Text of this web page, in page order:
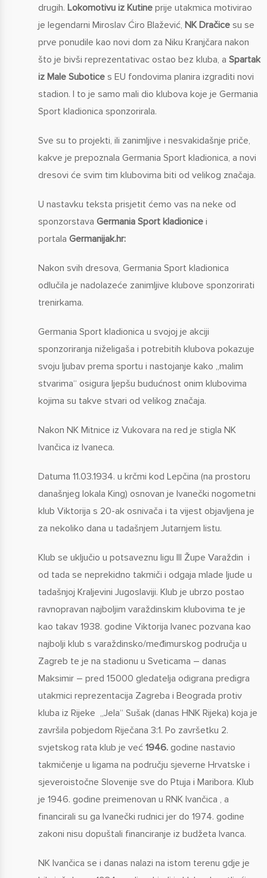
drugih. Lokomotivu iz Kutineprije utakmica motivirao
je legendarni Miroslav Ćiro Blažević, NK Dračicesu se
prve ponudile kao novi dom za Niku Kranjčara nakon
što je bivši reprezentativac ostao bez kluba, a Spartak
iz Male Subotices EU fondovima planira izgraditi novi
stadion. I to je samo mali dio klubova koje je Germania
Sport kladionica sponzorirala.
Sve su to projekti, ili zanimljive i nesvakidašnje priče,
kakve je prepoznala Germania Sport kladionica, a novi
dresovi će svim tim klubovima biti od velikog značaja.
U nastavku teksta prisjetit ćemo vas na neke od
sponzorstava Germania Sport kladionicei
portala Germanijak.hr:
Nakon svih dresova, Germania Sport kladionica
odlučila je nadolazeće zanimljive klubove sponzorirati
trenirkama.
Germania Sport kladionica u svojoj je akciji
sponzoriranja niželigaša i potrebitih klubova pokazuje
svoju ljubav prema sportu i nastojanje kako „malim
stvarima“ osigura ljepšu budućnost onim klubovima
kojima su takve stvari od velikog značaja.
Nakon NK Mitnice iz Vukovara na red je stigla NK
Ivančica iz Ivaneca.
Datuma 11.03.1934. u krčmi kod Lepčina (na prostoru
današnjeg lokala King) osnovan je Ivanečki nogometni
klub Viktorija s 20-ak osnivača i ta vijest objavljena je
za nekoliko dana u tadašnjem Jutarnjem listu.
Klub se uključio u potsaveznu ligu III Župe Varaždin i
od tada se neprekidno takmiči i odgaja mlade ljude u
tadašnjoj Kraljevini Jugoslaviji. Klub je ubrzo postao
ravnopravan najboljim varaždinskim klubovima te je
kao takav 1938. godine Viktorija Ivanec pozvana kao
najbolji klub s varaždinsko/međimurskog područja u
Zagreb te je na stadionu u Sveticama – danas
Maksimir – pred 15000 gledatelja odigrana predigra
utakmici reprezentacija Zagreba i Beograda protiv
kluba iz Rijeke „Jela“ Sušak (danas HNK Rijeka) koja je
završila pobjedom Riječana 3:1. Po završetku 2.
svjetskog rata klub je već 1946.godine nastavio
takmičenje u ligama na području sjeverne Hrvatske i
sjeveroistočne Slovenije sve do Ptuja i Maribora. Klub
je 1946. godine preimenovan u RNK Ivančica , a
financirali su ga Ivanečki rudnici jer do 1974. godine
zakoni nisu dopuštali financiranje iz budžeta Ivanca.
NK Ivančica se i danas nalazi na istom terenu gdje je